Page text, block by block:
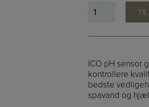
ICO
sensor
blå
antal
ICO pH sensor
kontrollere
bedste
spavand og